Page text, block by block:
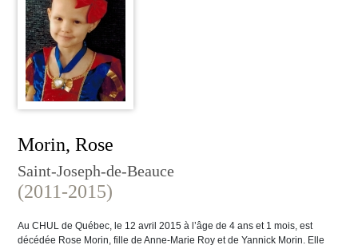
Morin, Rose
Saint-Joseph-de-Beauce
(2011-2015)
Au CHUL de Québec, le 12 avril 2015 à l’âge de 4 ans et 1 mois, est
décédée Rose Morin, fille de Anne-Marie Roy et de Yannick Morin. Elle